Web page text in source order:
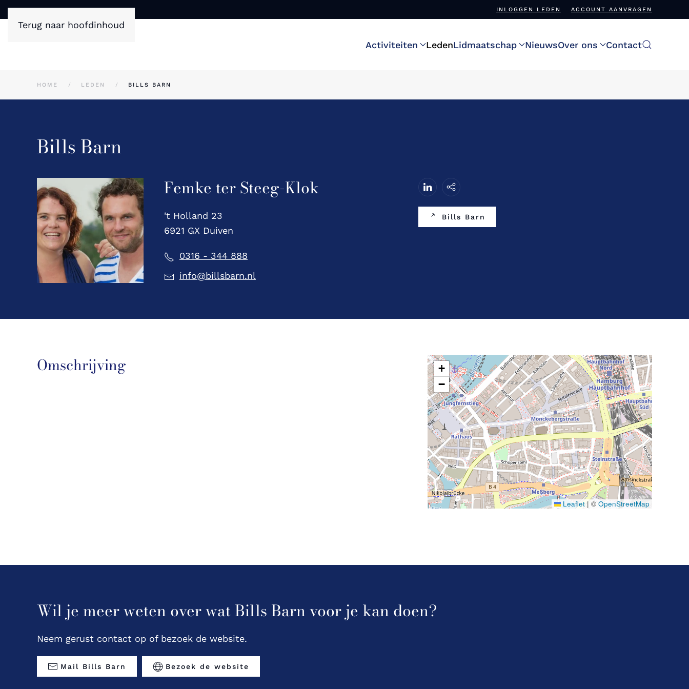
Terug naar hoofdinhoud
INLOGGEN LEDEN ACCOUNT AANVRAGEN
Activiteiten LedenLidmaatschap NieuwsOver ons Contact
HOME LEDEN BILLS BARN
Bills Barn
Femke ter Steeg-Klok
't Holland 23
6921 GX Duiven
0316 - 344 888
info@billsbarn.nl
Bills Barn
Omschrijving
+
−
Leaflet | © OpenStreetMap
Wil je meer weten over wat Bills Barn voor je kan doen?
Neem gerust contact op of bezoek de website.
Mail Bills Barn Bezoek de website